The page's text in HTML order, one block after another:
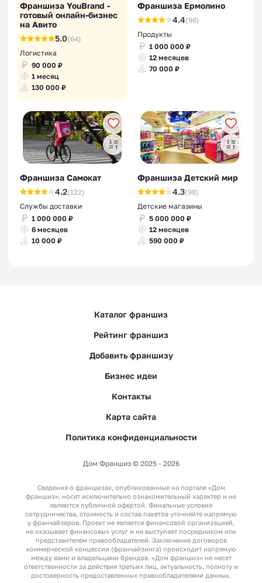
Франшиза YouBrand -
готовый онлайн-бизнес
на Авито
5.0(64)
Логистика
90 000 ₽
1 месяц
130 000 ₽
Франшиза Ермолино
4.4(96)
Продукты
1 000 000 ₽
12 месяцев
70 000 ₽
Франшиза Самокат
4.2(122)
Службы доставки
1 000 000 ₽
6 месяцев
10 000 ₽
Франшиза Детский мир
4.3(98)
Детские магазины
5 000 000 ₽
12 месяцев
590 000 ₽
Каталог франшиз
Рейтинг франшиз
Добавить франшизу
Бизнес идеи
Контакты
Карта сайта
Политика конфиденциальности
Дом Франшиз © 2025 - 2026